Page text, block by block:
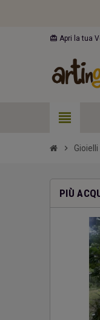
card_giftcard Apri la tua
view_headline
chevron_right Gioielli
PIÙ